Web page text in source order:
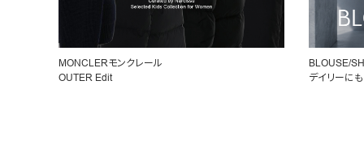
BLOUSE/SHIRT
デイリーにもオフィスにも◎
女性らしい
ペプラムトッ